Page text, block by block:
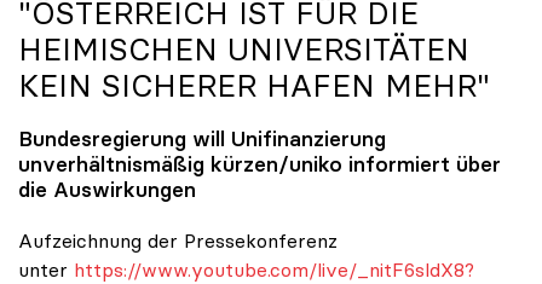
"ÖSTERREICH IST FÜR DIE
HEIMISCHEN UNIVERSITÄTEN
KEIN SICHERER HAFEN MEHR"
Bundesregierung will Unifinanzierung
unverhältnismäßig kürzen/uniko informiert über
die Auswirkungen
Aufzeichnung der Pressekonferenz
unter https://www.youtube.com/live/_nitF6sldX8?